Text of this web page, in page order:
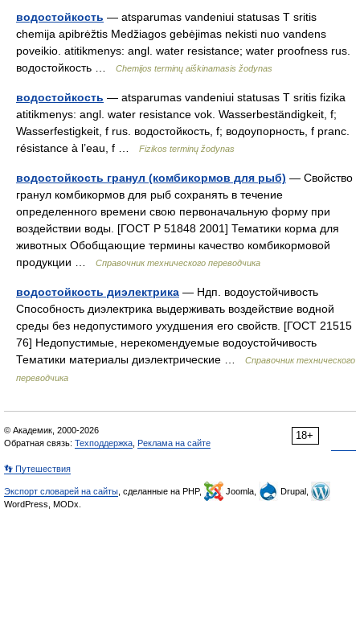
водостойкость — atsparumas vandeniui statusas T sritis
chemija apibrėžtis Medžiagos gebėjimas nekisti nuo vandens
poveikio. atitikmenys: angl. water resistance; water proofness rus.
водостойкость …
Chemijos terminų aiškinamasis žodynas
водостойкость — atsparumas vandeniui statusas T sritis fizika
atitikmenys: angl. water resistance vok. Wasserbeständigkeit, f;
Wasserfestigkeit, f rus. водостойкость, f; водоупорность, f pranc.
résistance à l’eau, f …
Fizikos terminų žodynas
водостойкость гранул (комбикормов для рыб) — Свойство
гранул комбикормов для рыб сохранять в течение
определенного времени свою первоначальную форму при
воздействии воды. [ГОСТ Р 51848 2001] Тематики корма для
животных Обобщающие термины качество комбикормовой
продукции …
Справочник технического переводчика
водостойкость диэлектрика — Ндп. водоустойчивость
Способность диэлектрика выдерживать воздействие водной
среды без недопустимого ухудшения его свойств. [ГОСТ 21515
76] Недопустимые, нерекомендуемые водоустойчивость
Тематики материалы диэлектрические …
Справочник технического
переводчика
18+
© Академик, 2000-2026
Обратная связь: Техподдержка Реклама на сайте
👣 Путешествия
Экспорт словарей на сайты , сделанные на PHP, Joomla,
Drupal,
WordPress, MODx.